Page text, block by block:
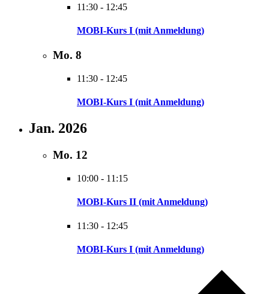
11:30 - 12:45
MOBI-Kurs I (mit Anmeldung)
Mo. 8
11:30 - 12:45
MOBI-Kurs I (mit Anmeldung)
Jan. 2026
Mo. 12
10:00 - 11:15
MOBI-Kurs II (mit Anmeldung)
11:30 - 12:45
MOBI-Kurs I (mit Anmeldung)